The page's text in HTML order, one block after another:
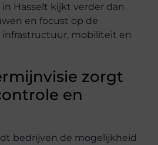
in Hasselt kijkt verder dan
en focust op de
mobiliteit en
zorgt
en
bedrijven de mogelijkheid